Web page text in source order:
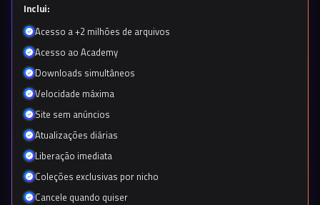
Inclui:
Acesso a +2 milhões de arquivos
Acesso ao Academy
Downloads simultâneos
Velocidade máxima
Site sem anúncios
Atualizações diárias
Liberação imediata
Coleções exclusivas por nicho
Cancele quando quiser